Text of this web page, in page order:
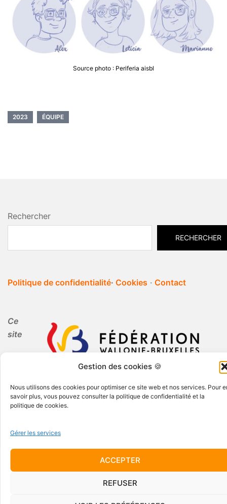
Gestion des cookies 🍪
Nous utilisons des cookies pour optimiser ce site web et nos services. Pour
savoir plus, vous pouvez consulter la politique de confidentialité et la
politique de cookies.
Gérer les services
ACCEPTER
REFUSER
Source photo : Periferia aisbl
2023 ÉQUIPE
Rechercher
RECHERCHER
Politique de confidentialité· Cookies · Contact
Ce
site
internet est réalisé par Periferia dans le cadre de
l'Education Permanente.
© 2026 Periferia AISBL · Tous droits réservés